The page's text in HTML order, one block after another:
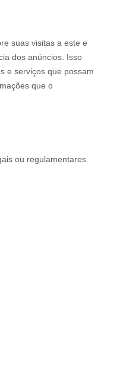
suas visitas a este e
dos anúncios. Isso
e serviços que possam
que o
ou regulamentares.